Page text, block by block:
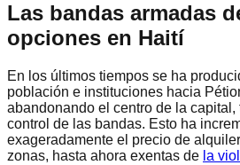
Las bandas armadas
opciones en Haití
En los últimos tiempos se ha
población e instituciones hacia
abandonando el centro de la capital,
control de las bandas. Esto ha
exageradamente el precio de
zonas, hasta ahora exentas de la